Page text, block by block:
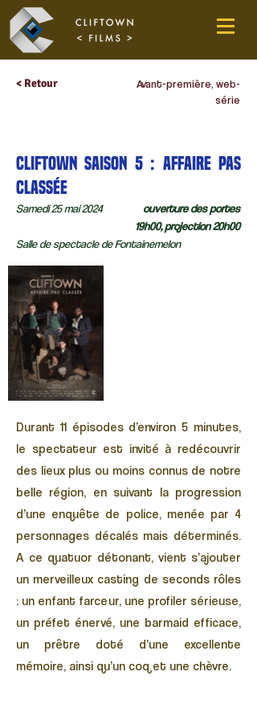
< Retour
Avant-première, web-
série
Cliftown saison 5 : Affaire pas
classée
Samedi 25 mai 2024
ouverture des portes
19h00, projection 20h00
Salle de spectacle de Fontainemelon
Durant 11 épisodes d’environ 5 minutes,
le spectateur est invité à redécouvrir
des lieux plus ou moins connus de notre
belle région, en suivant la progression
d’une enquête de police, menée par 4
personnages décalés mais déterminés.
A ce quatuor détonant, vient s’ajouter
un merveilleux casting de seconds rôles
: un enfant farceur, une profiler sérieuse,
un préfet énervé, une barmaid efficace,
un prêtre doté d’une excellente
mémoire, ainsi qu’un coq et une chèvre.